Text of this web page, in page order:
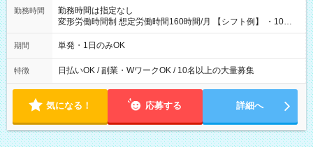
勤務時間
勤務時間は指定なし
変形労働時間制 想定労働時間160時間/月 【シフト例】 ・10：
00～20：00
期間 単発・1日のみOK
特徴 日払いOK / 副業・WワークOK / 10名以上の大量募集
気になる！ 応募する 詳細へ